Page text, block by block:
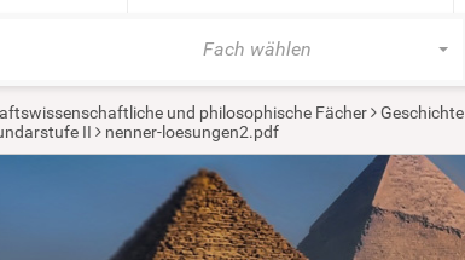
Fach wählen
und philosophische Fächer Geschichte
II
nenner-loesungen2.pdf